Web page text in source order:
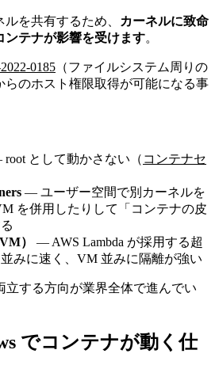
を共有するため、
カーネルに致命
ンテナが影響を受けます。
0185 （ファイルシステム周りの
らのホスト権限取得が可能になる事
として動かさない（ コンテナセ
— ユーザー空間で別カーネルを
を併用したりして「コンテナの皮
）
— AWS Lambda が採用する超
みに速く、VM 並みに隔離が強い
立する方向が業界全体で進んでい
でコンテナが動く仕